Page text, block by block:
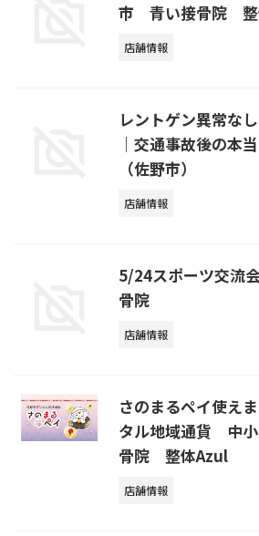
市 青い接骨院
店舗情報
レントゲン異常な
｜交通事故後の本
（佐野市）
店舗情報
5/24スポーツ交
骨院
店舗情報
さのまるペイ使え
タル地域通貨 中
骨院 整体Azul
店舗情報